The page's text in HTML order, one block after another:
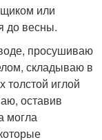
или
до весны.
просушиваю
складываю в
толстой иглой
оставив
могла